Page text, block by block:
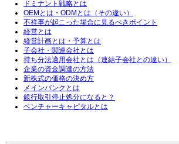
ドミナント戦略とは
OEMとは・ODMとは（その違い）
不祥事が起こった場合に見るべきポイント
経営とは
経営計画とは・予算とは
子会社・関連会社とは
持ち分法適用会社とは（連結子会社との違い）
企業の資金調達の方法
新株式の価格の決め方
メインバンクとは
銀行取引停止処分になると？
ベンチャーキャピタルとは